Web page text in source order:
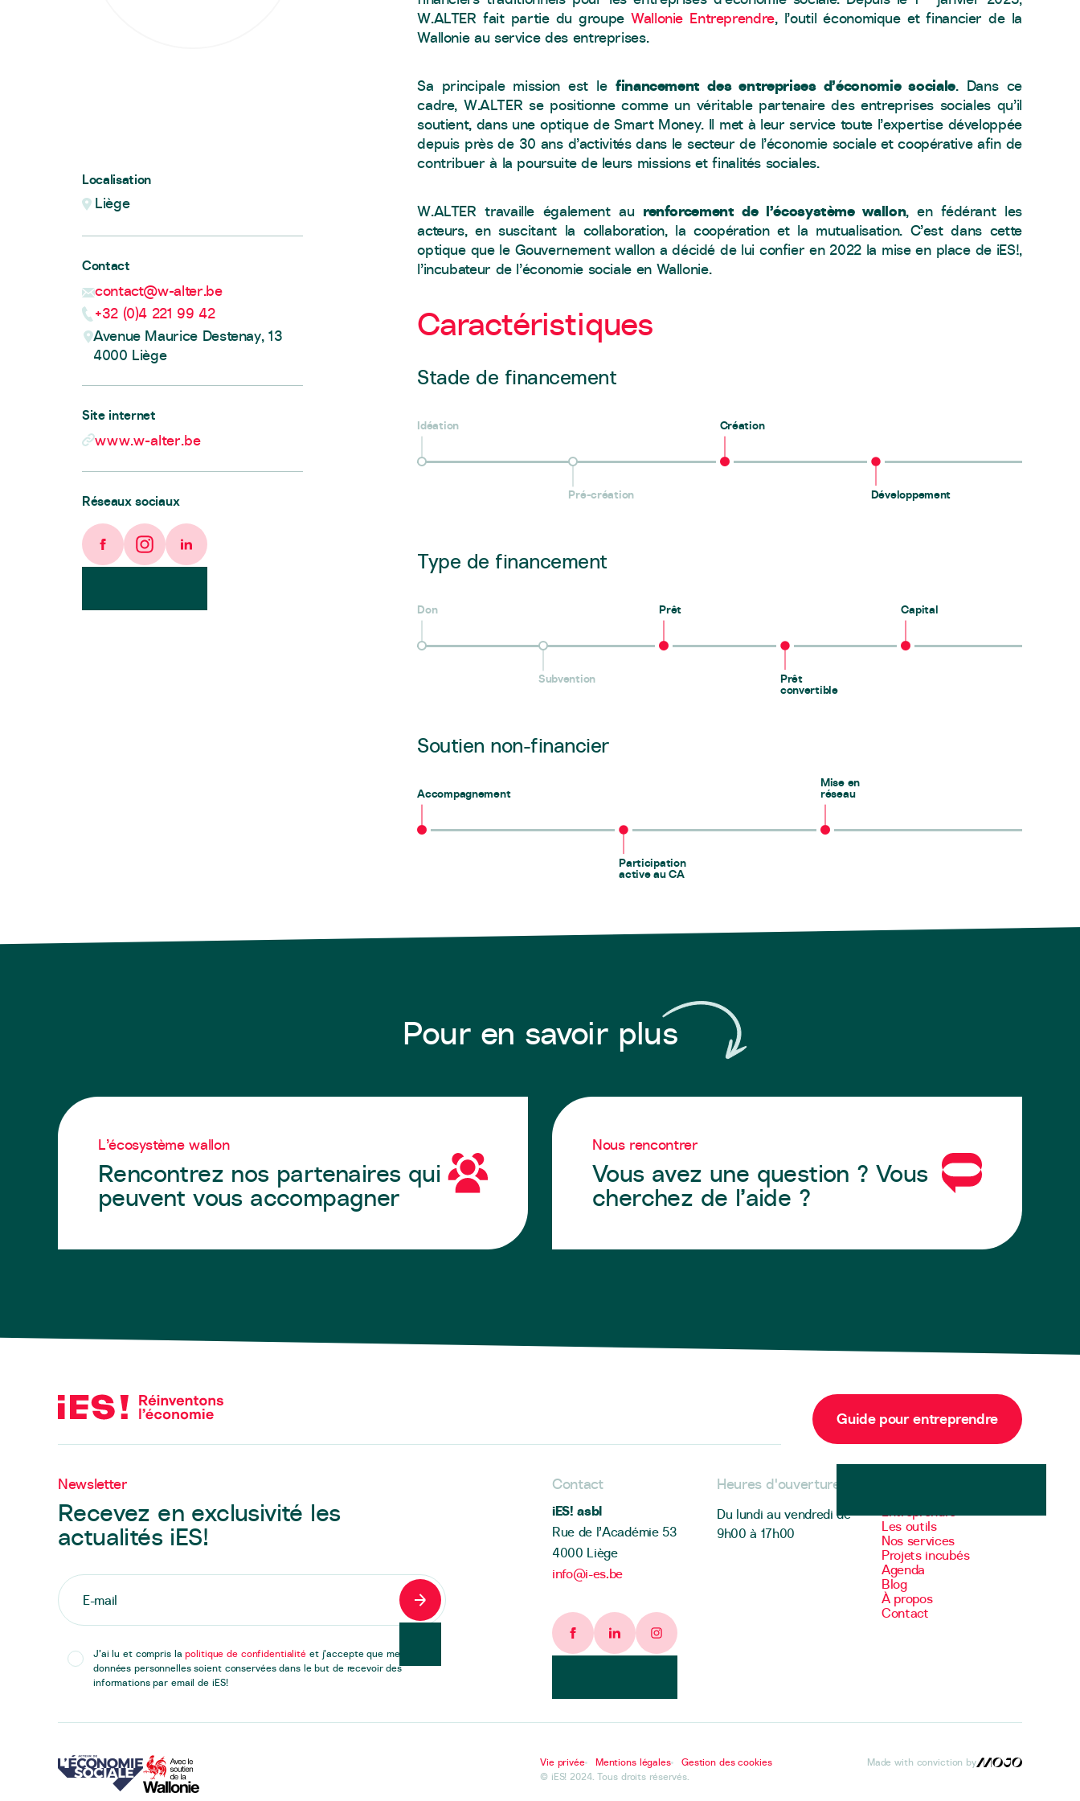
W.ALTER fait partie du groupe Wallonie Entreprendre, l’outil économique et financier de la
Wallonie au service des entreprises.
Sa principale mission est le financement des entreprises d’économie sociale. Dans ce
cadre, W.ALTER se positionne comme un véritable partenaire des entreprises sociales qu’il
soutient, dans une optique de Smart Money. Il met à leur service toute l’expertise développée
depuis près de 30 ans d’activités dans le secteur de l’économie sociale et coopérative afin de
contribuer à la poursuite de leurs missions et finalités sociales.
W.ALTER travaille également au renforcement de l’écosystème wallon, en fédérant les
acteurs, en suscitant la collaboration, la coopération et la mutualisation. C’est dans cette
optique que le Gouvernement wallon a décidé de lui confier en 2022 la mise en place de iES!,
l’incubateur de l’économie sociale en Wallonie.
Caractéristiques
Stade de financement
Idéation
Pré-création
Création
Développement
Type de financement
Don
Subvention
Prêt
Prêt
convertible
Capital
Soutien non-financier
Accompagnement
Participation
active au CA
Mise en
réseau
Localisation
Liège
Contact
contact@w-alter.be
+32 (0)4 221 99 42
Avenue Maurice Destenay, 13
4000 Liège
Site internet
www.w-alter.be
Réseaux sociaux
FacebookInstagramLinkedIn
Pour en savoir plus
L’écosystème wallon
Rencontrez nos partenaires qui
peuvent vous accompagner
Nous rencontrer
Vous avez une question ? Vous
cherchez de l’aide ?
Guide pour entreprendre
Newsletter
Recevez en exclusivité les
actualités iES!
S'inscrire
J’ai lu et compris lapolitique de confidentialité et j’accepte que mes
données personnelles soient conservées dans le but de recevoir des
informations par email de iES!
Contact
iES! asbl
Rue de l’Académie 53
4000 Liège
info@i-es.be
Facebook page
Linkedin pageInstagram page
Heures d'ouverture
Du lundi au vendredi de
9h00 à 17h00
Entreprendre
Les outils
Nos services
Projets incubés
Agenda
Blog
À propos
Contact
Vie privée Mentions légales
Gestion des cookies
© iES! 2024. Tous droits réservés.
Made with conviction by